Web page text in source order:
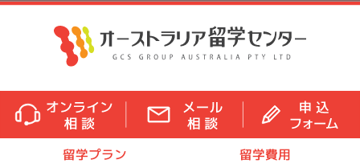
留学プラン
留学費用